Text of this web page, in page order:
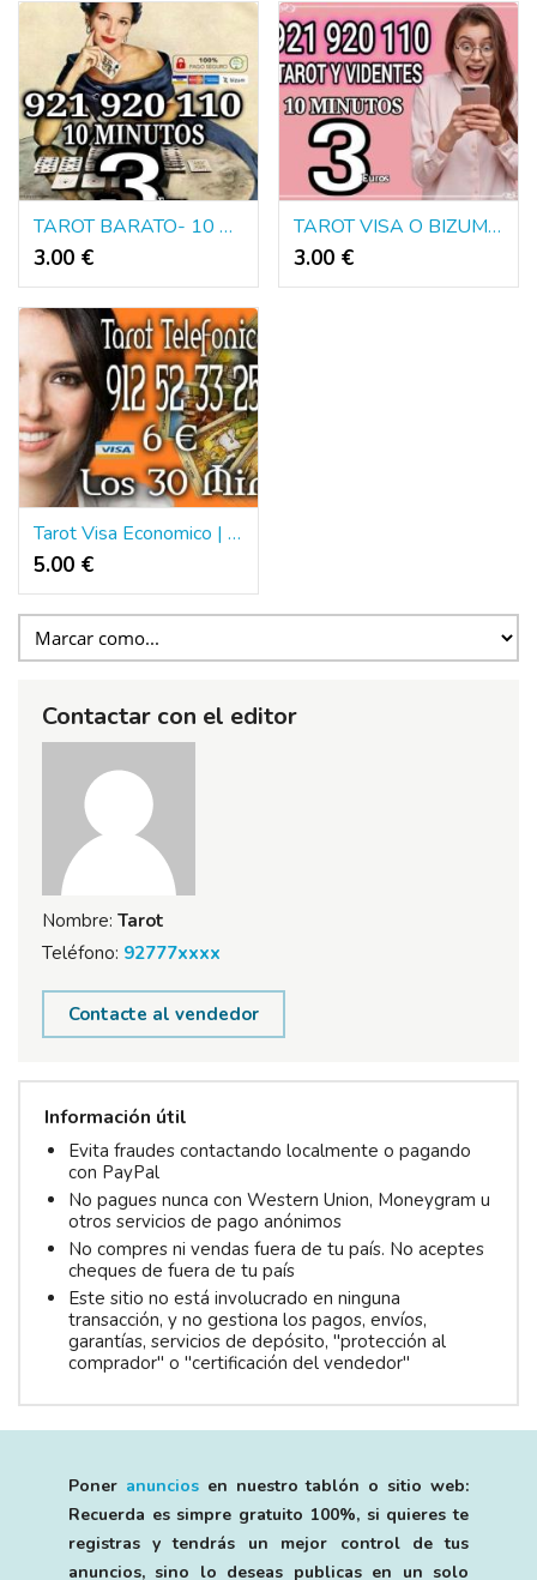
TAROT BARATO- 10 MINUTOS 3€
3.00 €
TAROT VISA O BIZUM- 10 MINUTOS 3€
3.00 €
Tarot Visa Economico | Tirada De Tarot
5.00 €
Contactar con el editor
Nombre: Tarot
Teléfono: 92777xxxx
Contacte al vendedor
Información útil
Evita fraudes contactando localmente o pagando
con PayPal
No pagues nunca con Western Union, Moneygram u
otros servicios de pago anónimos
No compres ni vendas fuera de tu país. No aceptes
cheques de fuera de tu país
Este sitio no está involucrado en ninguna
transacción, y no gestiona los pagos, envíos,
garantías, servicios de depósito, "protección al
comprador" o "certificación del vendedor"
Poner anunciosen nuestro tablón o sitio web:
Recuerda es simpre gratuito 100%, si quieres te
registras y tendrás un mejor control de tus
anuncios, sino lo deseas publicas en un solo